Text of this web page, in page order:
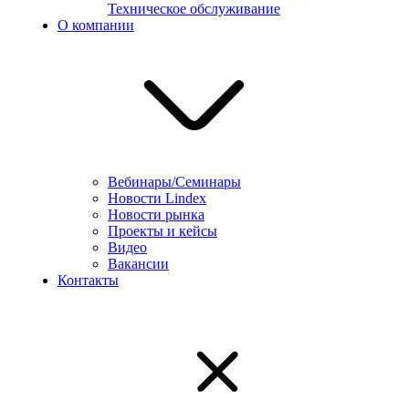
Техническое обслуживание
О компании
Вебинары/Семинары
Новости Lindex
Новости рынка
Проекты и кейсы
Видео
Вакансии
Контакты